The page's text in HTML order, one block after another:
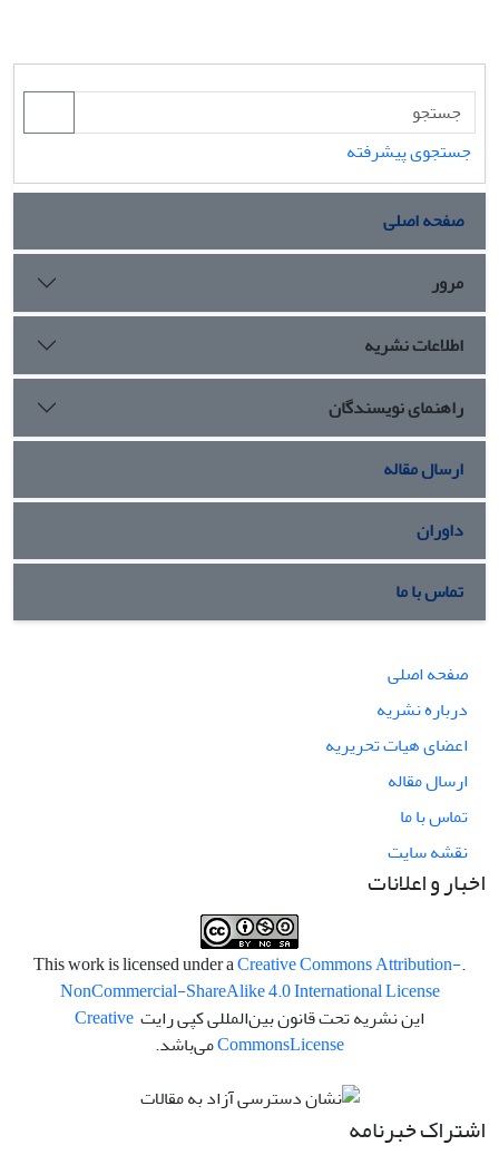
جستجوی پیشرفته
صفحه اصلی
مرور
اطلاعات نشریه
راهنمای نویسندگان
ارسال مقاله
داوران
تماس با ما
صفحه اصلی
درباره نشریه
اعضای هیات تحریریه
ارسال مقاله
تماس با ما
نقشه سایت
اخبار و اعلانات
.This work is licensed under a
Creative Commons Attribution-
NonCommercial-ShareAlike 4.0 International License
این نشریه تحت قانون بین‌المللی کپی رایت Creative
CommonsLicense می‌باشد.
اشتراک خبرنامه